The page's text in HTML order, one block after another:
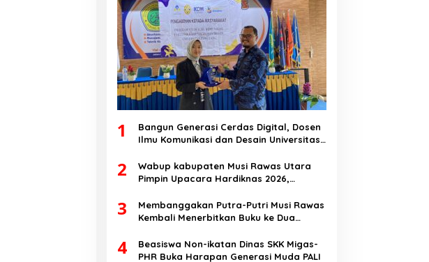
1
Bangun Generasi Cerdas Digital, Dosen
Ilmu Komunikasi dan Desain Universitas
Disinformasi AI dan Hate Speech di SMK
Ikhlas Jawilan
2
Wabup kabupaten Musi Rawas Utara
Pimpin Upacara Hardiknas 2026,
berakhlak
3
Membanggakan Putra-Putri Musi Rawas
Kembali Menerbitkan Buku ke Dua
4
Beasiswa Non-ikatan Dinas SKK Migas-
PHR Buka Harapan Generasi Muda PALI